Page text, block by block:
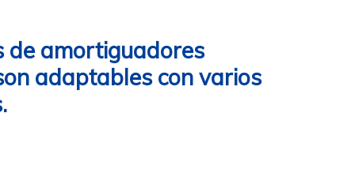
de amortiguadores
adaptables con varios